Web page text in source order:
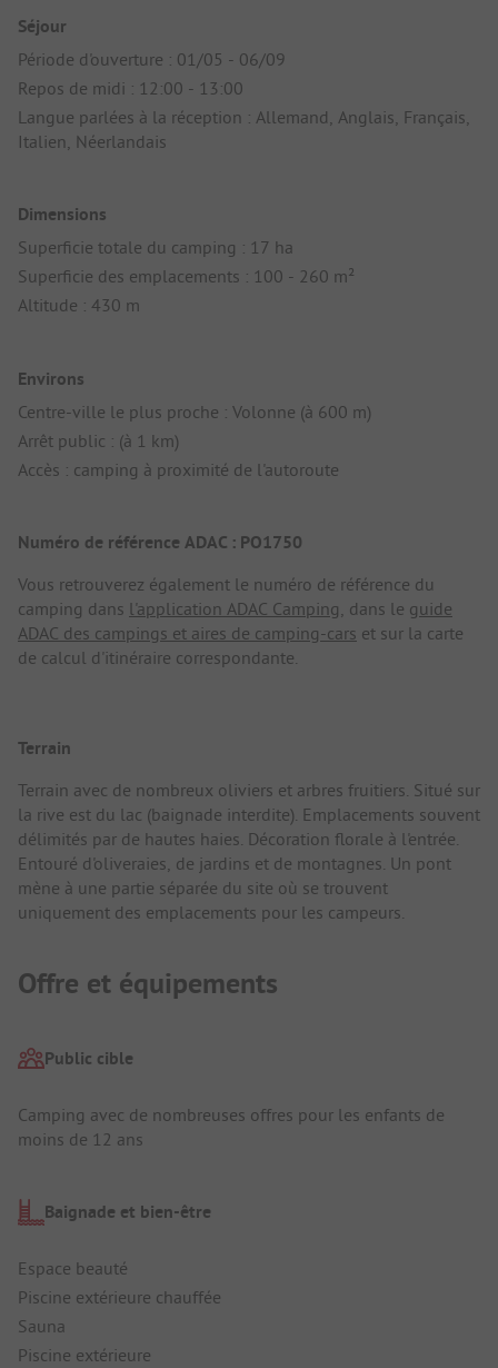
Séjour
Période d'ouverture : 01/05 - 06/09
Repos de midi : 12:00 - 13:00
Langue parlées à la réception : Allemand, Anglais, Français,
Italien, Néerlandais
Dimensions
Superficie totale du camping : 17 ha
Superficie des emplacements : 100 - 260 m²
Altitude : 430 m
Environs
Centre-ville le plus proche : Volonne (à 600 m)
Arrêt public : (à 1 km)
Accès : camping à proximité de l'autoroute
Numéro de référence ADAC : PO1750
Vous retrouverez également le numéro de référence du
camping dans l'application ADAC Camping , dans le guide
ADAC des campings et aires de camping-cars et sur la carte
de calcul d'itinéraire correspondante.
Terrain
Terrain avec de nombreux oliviers et arbres fruitiers. Situé sur
la rive est du lac (baignade interdite). Emplacements souvent
délimités par de hautes haies. Décoration florale à l'entrée.
Entouré d'oliveraies, de jardins et de montagnes. Un pont
mène à une partie séparée du site où se trouvent
uniquement des emplacements pour les campeurs.
Offre et équipements
Public cible
Camping avec de nombreuses offres pour les enfants de
moins de 12 ans
Baignade et bien-être
Espace beauté
Piscine extérieure chauffée
Sauna
Piscine extérieure